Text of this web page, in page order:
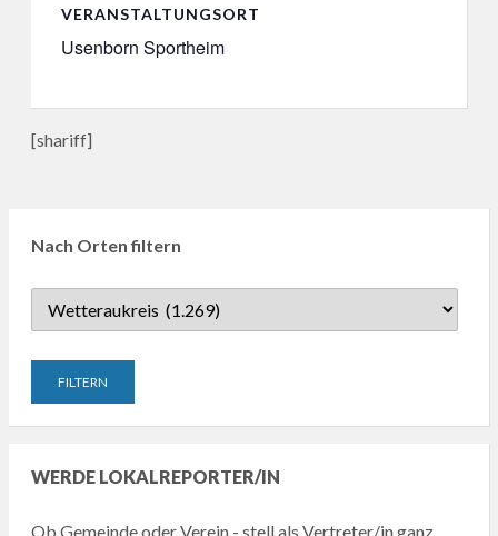
VERANSTALTUNGSORT
Usenborn Sportheim
[shariff]
Nach Orten filtern
WERDE LOKALREPORTER/IN
Ob Gemeinde oder Verein - stell als Vertreter/in ganz